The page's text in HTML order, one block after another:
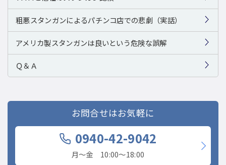
粗悪スタンガンによるパチンコ店での悲劇（実話）
アメリカ製スタンガンは良いという危険な誤解
Ｑ＆Ａ
お問合せはお気軽に
0940-42-9042
月〜金 10:00〜18:00